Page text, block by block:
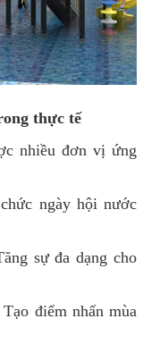
thực tế
nhiều đơn vị ứng
ngày hội nước
sự đa dạng cho
điểm nhấn mùa